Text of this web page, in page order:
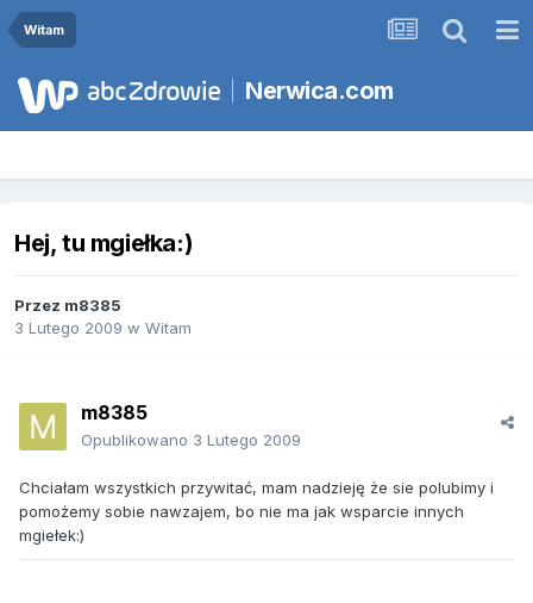
Witam
Nerwica.com
Hej, tu mgiełka:)
Przez m8385
3 Lutego 2009 w Witam
m8385
Opublikowano 3 Lutego 2009
Chciałam wszystkich przywitać, mam nadzieję że sie polubimy i
pomożemy sobie nawzajem, bo nie ma jak wsparcie innych
mgiełek:)